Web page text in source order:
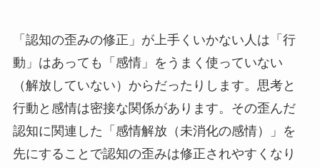
「認知の歪みの修正」が上手くいかない人は「行
動」はあっても「感情」をうまく使っていない
（解放していない）からだったりします。思考と
行動と感情は密接な関係があります。その歪んだ
認知に関連した「感情解放（未消化の感情）」を
先にすることで認知の歪みは修正されやすくなり